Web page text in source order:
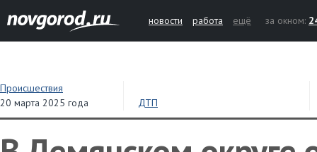
новости работа ещё за окном:
Происшествия
20 марта 2025 года
ДТП